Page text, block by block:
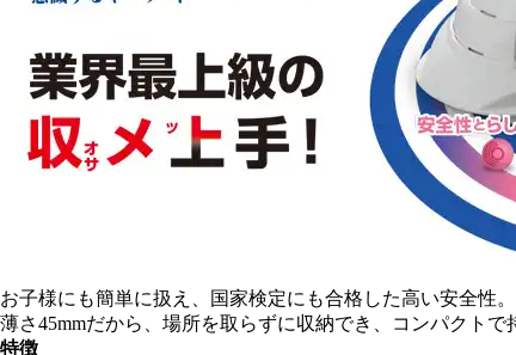
お子様にも簡単に扱え、国家検定にも合格した高い安全性
薄さ45mmだから、場所を取らずに収納でき、コンパクトで
特徴